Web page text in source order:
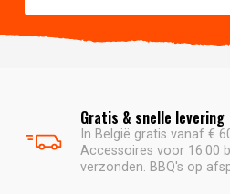
Gratis & snelle levering
In België gratis vanaf €
Accessoires voor 16:00
verzonden. BBQ's op